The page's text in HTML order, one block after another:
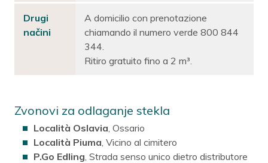
Drugi
načini
A domicilio con prenotazione
chiamando il numero verde 800 844
344.
Ritiro gratuito fino a 2 m³.
Zvonovi za odlaganje stekla
Località Oslavia , Ossario
Località Piuma , Vicino al cimitero
P.Go Edling , Strada senso unico dietro distributore